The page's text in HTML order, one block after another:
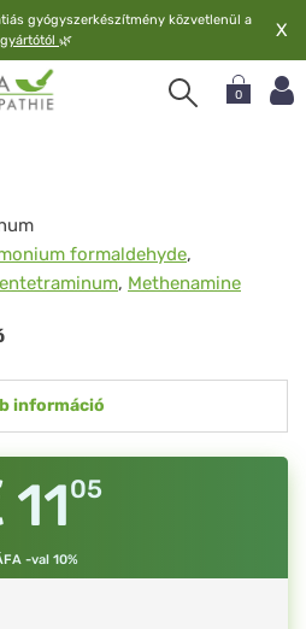
gyógyszerkészítmény közvetlenül a
gyártótól 🌿 X
0
formaldehyde,
, Methenamine
információ
1105
-val 10%